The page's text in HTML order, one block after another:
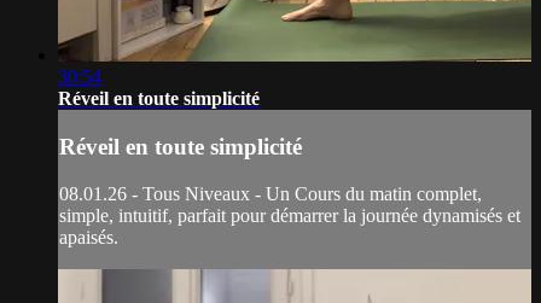
30:54
Réveil en toute simplicité
Réveil en toute simplicité
08.01.26 - Tous Niveaux - Un Cours du matin complet,
simple, intuitif, parfait pour démarrer la journée dynamisés et
apaisés.